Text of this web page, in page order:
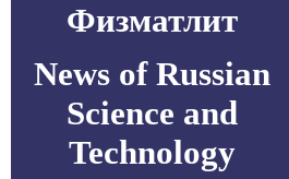
Физматлит
News of Russian
Science and
Technology